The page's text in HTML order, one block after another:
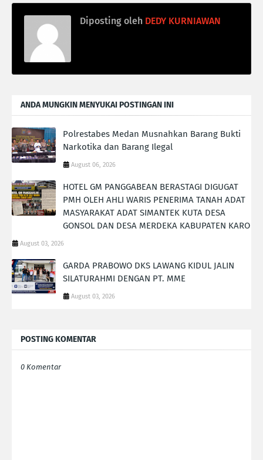
Diposting oleh DEDY KURNIAWAN
ANDA MUNGKIN MENYUKAI POSTINGAN INI
Polrestabes Medan Musnahkan Barang Bukti
Narkotika dan Barang Ilegal
August 06, 2026
HOTEL GM PANGGABEAN BERASTAGI DIGUGAT
PMH OLEH AHLI WARIS PENERIMA TANAH ADAT
MASYARAKAT ADAT SIMANTEK KUTA DESA
GONSOL DAN DESA MERDEKA KABUPATEN KARO
August 03, 2026
GARDA PRABOWO DKS LAWANG KIDUL JALIN
SILATURAHMI DENGAN PT. MME
August 03, 2026
POSTING KOMENTAR
0 Komentar